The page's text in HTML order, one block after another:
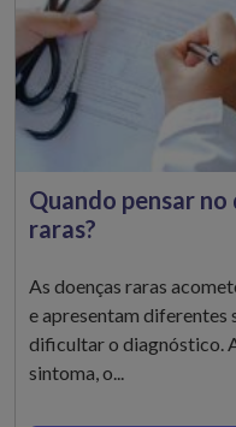
Quando pensar
raras?
As doenças raras
e apresentam diferentes
dificultar o diagnóstico.
sintoma, o...